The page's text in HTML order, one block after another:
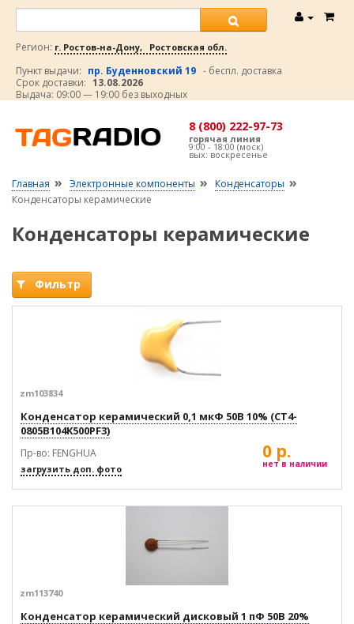
Регион: г. Ростов-на-Дону, Ростовская обл.
Пункт выдачи: пр. Буденновский 19 - беспл. доставка
Срок доставки: 13.08.2026
Выдача: 09:00 — 19:00 без выходных
8 (800) 222-97-73
горячая линия
9:00 - 18:00 (моск)
вых: воскресенье
Главная » Электронные компоненты » Конденсаторы »
Конденсаторы керамические
Конденсаторы керамические
Фильтр
zm103834
Конденсатор керамический 0,1 мкФ 50В 10% (CT4-
0805B104K500PF3)
Пр-во: FENGHUA
загрузить доп. фото
0 р.
нет в наличии
zm113740
Конденсатор керамический дисковый 1 пФ 50В 20%